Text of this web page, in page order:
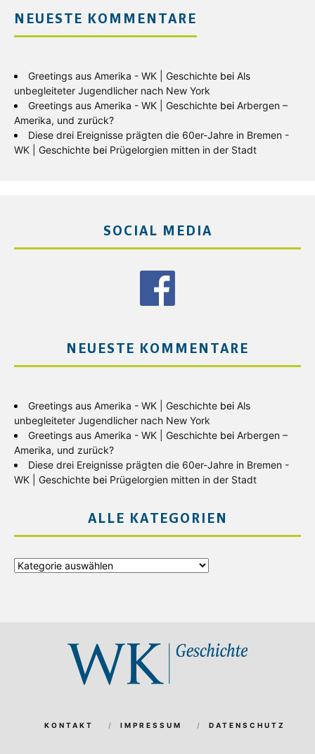
NEUESTE KOMMENTARE
Greetings aus Amerika - WK | Geschichte bei Als
unbegleiteter Jugendlicher nach New York
Greetings aus Amerika - WK | Geschichte bei Arbergen –
Amerika, und zurück?
Diese drei Ereignisse prägten die 60er-Jahre in Bremen -
WK | Geschichte bei Prügelorgien mitten in der Stadt
SOCIAL MEDIA
NEUESTE KOMMENTARE
Greetings aus Amerika - WK | Geschichte bei Als
unbegleiteter Jugendlicher nach New York
Greetings aus Amerika - WK | Geschichte bei Arbergen –
Amerika, und zurück?
Diese drei Ereignisse prägten die 60er-Jahre in Bremen -
WK | Geschichte bei Prügelorgien mitten in der Stadt
ALLE KATEGORIEN
Alle
KONTAKT IMPRESSUM DATENSCHUTZ